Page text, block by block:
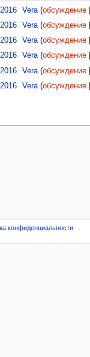
‎ Vera (обсуждение
‎ Vera (обсуждение
‎ Vera (обсуждение
‎ Vera (обсуждение
‎ Vera (обсуждение
‎ Vera (обсуждение
конфиденциальности